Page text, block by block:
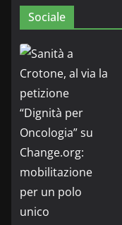
Sociale